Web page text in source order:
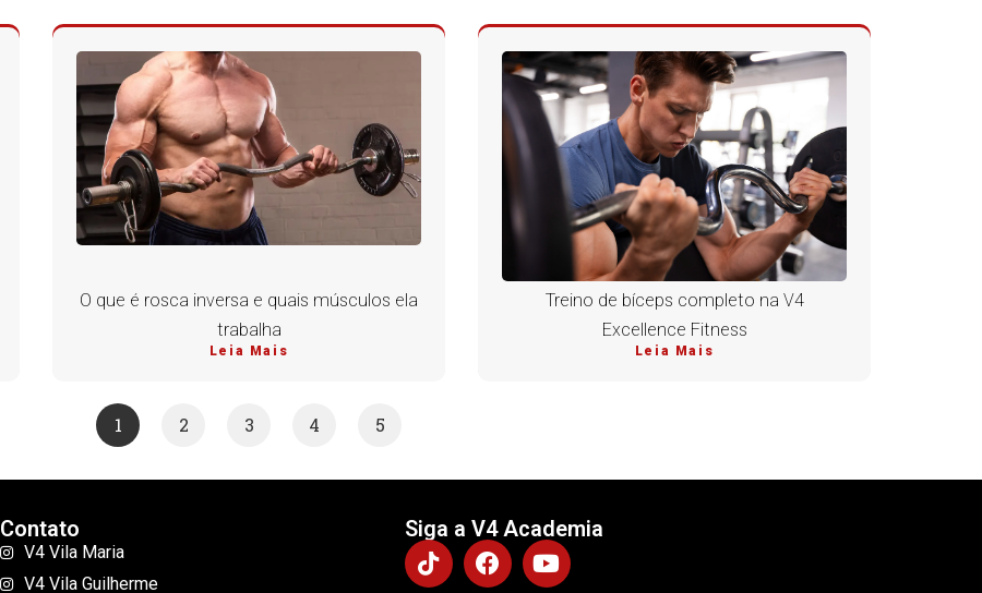
O que é rosca inversa e quais músculos ela
trabalha
Leia Mais
Treino de bíceps completo na V4
Excellence Fitness
Leia Mais
1 2 3 4 5
Contato
V4 Vila Maria
V4 Vila Guilherme
Siga a V4 Academia